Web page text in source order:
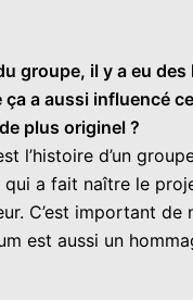
groupe, il y a eu
ça a aussi influencé
plus originel ?
l’histoire d’un
a fait naître le
C’est important de
est aussi un